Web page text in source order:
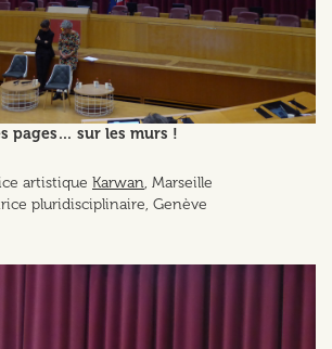
pages… sur les murs !
artistique Karwan, Marseille
pluridisciplinaire, Genève